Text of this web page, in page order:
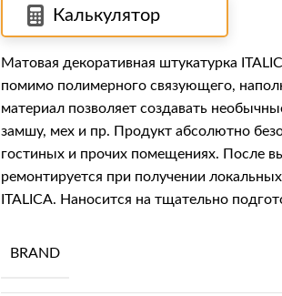
Калькулятор
Матовая декоративная штукатурка
помимо полимерного связующего,
материал позволяет создавать
замшу, мех и пр. Продукт абсолютно
гостиных и прочих помещениях. После
ремонтируется при получении
ITALICA. Наносится на тщательно
BRAND